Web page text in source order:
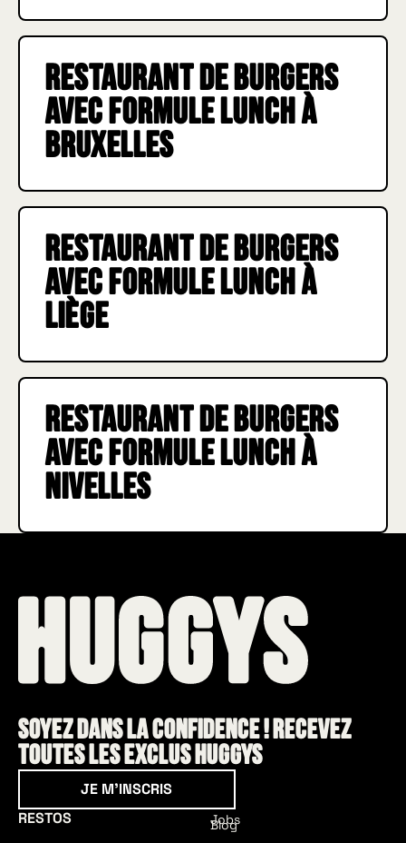
Restaurant de burgers
avec formule Lunch à
Bruxelles
Restaurant de burgers
avec formule Lunch à
Liège
Restaurant de burgers
avec formule Lunch à
Nivelles
Soyez dans la confidence ! Recevez
toutes les exclus HUGGYS
Je m'inscris
JE M'INSCRIS
RESTOS
Jobs
Blog